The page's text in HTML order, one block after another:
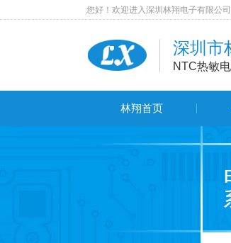
您好！欢迎进入深圳林翔电子有限公司
深圳市
NTC热敏
林翔首页